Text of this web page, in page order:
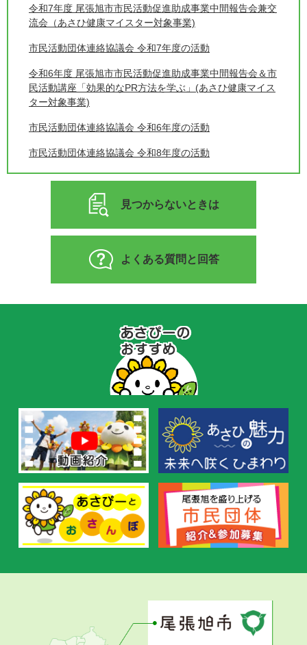
令和7年度 尾張旭市市民活動促進助成事業中間報告会兼交
流会（あさひ健康マイスター対象事業)
市民活動団体連絡協議会 令和7年度の活動
令和6年度 尾張旭市市民活動促進助成事業中間報告会＆市
民活動講座「効果的なPR方法を学ぶ」(あさひ健康マイス
ター対象事業)
市民活動団体連絡協議会 令和6年度の活動
市民活動団体連絡協議会 令和8年度の活動
見つからないときは
よくある質問と回答
の
お
す
め